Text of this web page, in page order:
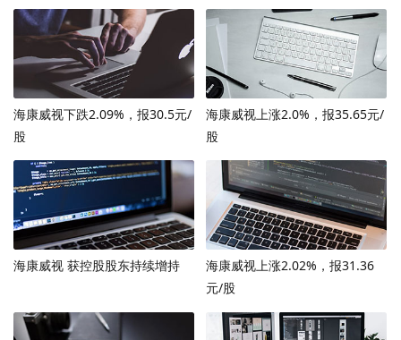
海康威视下跌2.09%，报30.5元/
股
海康威视上涨2.0%，报35.65元/
股
海康威视 获控股股东持续增持
海康威视上涨2.02%，报31.36
元/股